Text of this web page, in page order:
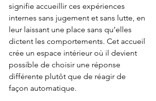
signifie accueillir ces expériences
internes sans jugement et sans lutte, en
leur laissant une place sans qu’elles
dictent les comportements. Cet accueil
crée un espace intérieur où il devient
possible de choisir une réponse
différente plutôt que de réagir de
façon automatique.